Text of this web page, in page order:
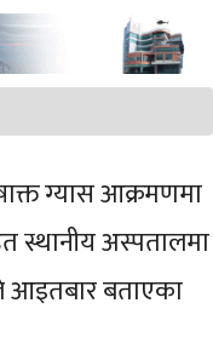
ग्यास आक्रमणमा
स्थानीय अस्पतालमा
आइतबार बताएका